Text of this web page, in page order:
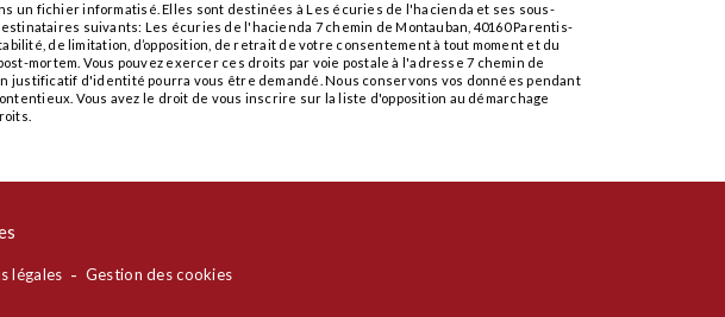
un fichier informatisé. Elles sont destinées à Les écuries de l'hacienda et ses sous-
suivants: Les écuries de l'hacienda 7 chemin de Montauban, 40160 Parentis-
de limitation, d’opposition, de retrait de votre consentement à tout moment et du
mortem. Vous pouvez exercer ces droits par voie postale à l'adresse 7 chemin de
justificatif d'identité pourra vous être demandé. Nous conservons vos données pendant
Vous avez le droit de vous inscrire sur la liste d'opposition au démarchage
légales - Gestion des cookies